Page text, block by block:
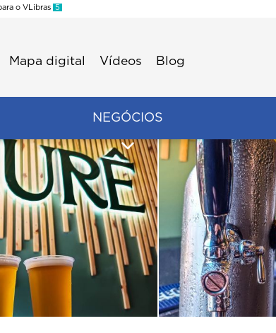
o VLibras 5
Mapa digital Vídeos Blog
NEGÓCIOS